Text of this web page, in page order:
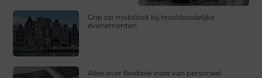
Grip op mobiliteit bij hoofdstedelijke
evenementen
Alles over flexibele inzet van personeel